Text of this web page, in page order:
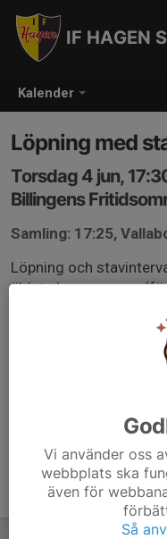
Kalender
IF HAGEN
Löpning med
Torsdag 4 jun,
Billingens
Samling: 17:25,
Löpning och
äldsta barngruppen
uthållighet, snabbhet,
Medtag gärna egna
Vi använder oss
webbplats ska
även för
Så